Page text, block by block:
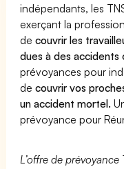
indépendants, les
exerçant la
decouvrir les
dues à des accidents
prévoyances pour
decouvrir vos
un accident mortel.
prévoyance pour
L’offre de prévoyance